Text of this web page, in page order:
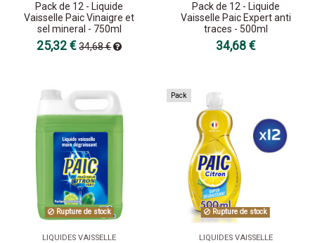
Pack de 12 - Liquide
Vaisselle Paic Vinaigre et
sel mineral - 750ml
25,32 €34,68 €
Pack de 12 - Liquide
Vaisselle Paic Expert anti
traces - 500ml
34,68 €
Rupture de stock
LIQUIDES VAISSELLE
Pack
Rupture de stock
LIQUIDES VAISSELLE